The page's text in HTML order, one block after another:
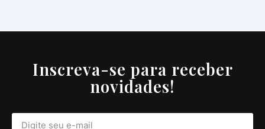
Inscreva-se para receber
novidades!